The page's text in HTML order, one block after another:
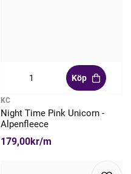
Köp
KC
Night Time Pink Unicorn -
Alpenfleece
179,00kr/m